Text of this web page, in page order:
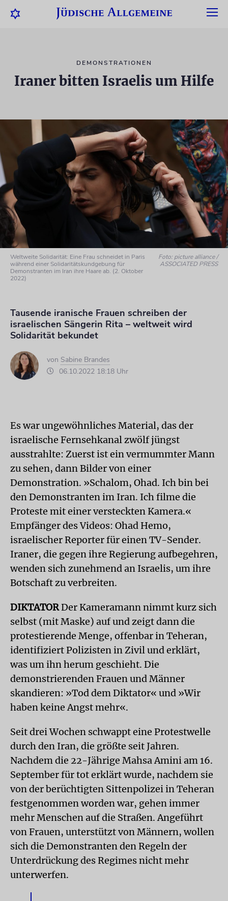
DEMONSTRATIONEN
Iraner bitten Israelis um Hilfe
Weltweite Solidarität: Eine Frau schneidet in Paris
während einer Solidaritätskundgebung für
Demonstranten im Iran ihre Haare ab. (2. Oktober
2022)
Foto: picture alliance /
ASSOCIATED PRESS
Tausende iranische Frauen schreiben der
israelischen Sängerin Rita – weltweit wird
Solidarität bekundet
von Sabine Brandes
06.10.2022 18:18 Uhr
Es war ungewöhnliches Material, das der
israelische Fernsehkanal zwölf jüngst
ausstrahlte: Zuerst ist ein vermummter Mann
zu sehen, dann Bilder von einer
Demonstration. »Schalom, Ohad. Ich bin bei
den Demonstranten im Iran. Ich filme die
Proteste mit einer versteckten Kamera.«
Empfänger des Videos: Ohad Hemo,
israelischer Reporter für einen TV-Sender.
Iraner, die gegen ihre Regierung aufbegehren,
wenden sich zunehmend an Israelis, um ihre
Botschaft zu verbreiten.
DIKTATORDer Kameramann nimmt kurz sich
selbst (mit Maske) auf und zeigt dann die
protestierende Menge, offenbar in Teheran,
identifiziert Polizisten in Zivil und erklärt,
was um ihn herum geschieht. Die
demonstrierenden Frauen und Männer
skandieren: »Tod dem Diktator« und »Wir
haben keine Angst mehr«.
Seit drei Wochen schwappt eine Protestwelle
durch den Iran, die größte seit Jahren.
Nachdem die 22-Jährige Mahsa Amini am 16.
September für tot erklärt wurde, nachdem sie
von der berüchtigten Sittenpolizei in Teheran
festgenommen worden war, gehen immer
mehr Menschen auf die Straßen. Angeführt
von Frauen, unterstützt von Männern, wollen
sich die Demonstranten den Regeln der
Unterdrückung des Regimes nicht mehr
unterwerfen.